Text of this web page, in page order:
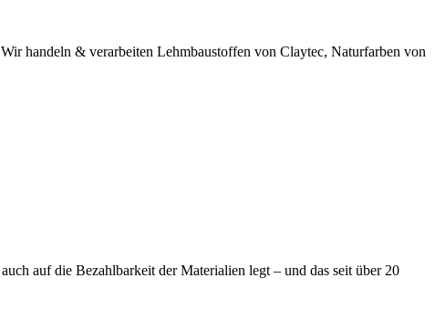
handeln & verarbeiten Lehmbaustoffen von Claytec, Naturfarben von
auf die Bezahlbarkeit der Materialien legt – und das seit über 20